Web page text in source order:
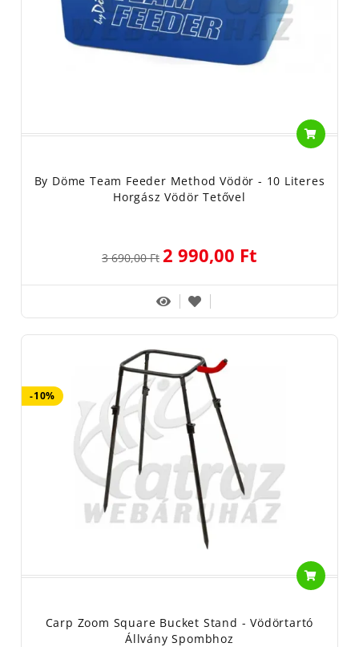
By Döme Team Feeder Method Vödör - 10 Literes
Horgász Vödör Tetővel
3 690,00 Ft 2 990,00 Ft
-10%
Carp Zoom Square Bucket Stand - Vödörtartó
Állvány Spombhoz